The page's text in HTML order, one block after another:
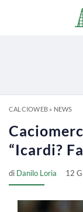
CALCIOWEB» NEWS
“Icardi?
di Danilo Loria 12